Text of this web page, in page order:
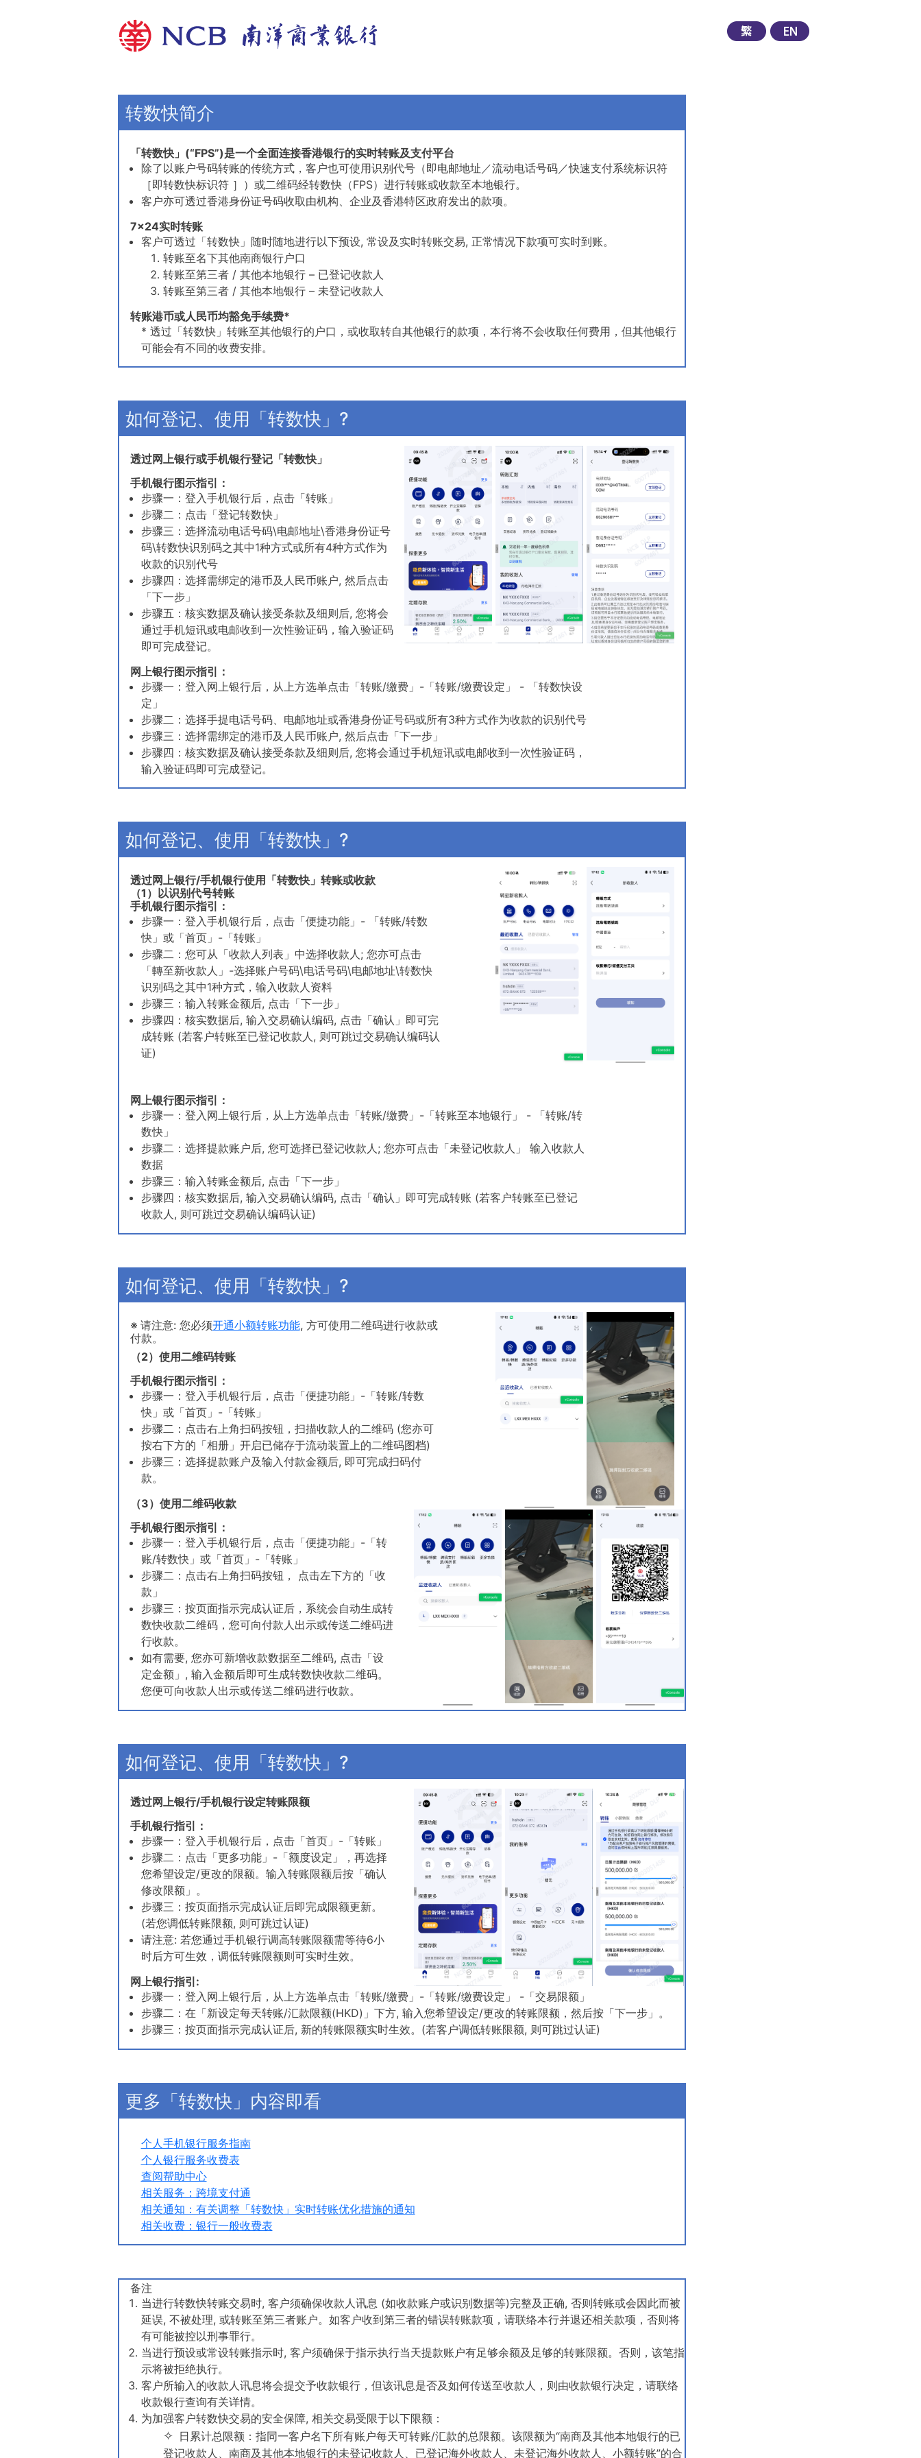
转数快简介
「转数快」(“FPS”)是一个全面连接香港银行的实时转账及支付平台
除了以账户号码转账的传统方式，客户也可使用识别代号（即电邮地址／流动电话号码／快速支付系统标识符
［即转数快标识符 ］）或二维码经转数快（FPS）进行转账或收款至本地银行。
客户亦可透过香港身份证号码收取由机构、企业及香港特区政府发出的款项。
7x24实时转账
客户可透过「转数快」随时随地进行以下预设, 常设及实时转账交易, 正常情况下款项可实时到账。
转账至名下其他南商银行户口
转账至第三者 / 其他本地银行 – 已登记收款人
转账至第三者 / 其他本地银行 – 未登记收款人
转账港币或人民币均豁免手续费*
* 透过「转数快」转账至其他银行的户口，或收取转自其他银行的款项，本行将不会收取任何费用，但其他银行
可能会有不同的收费安排。
如何登记、使用「转数快」?
透过网上银行或手机银行登记「转数快」
手机银行图示指引：
步骤一：登入手机银行后，点击「转账」
步骤二：点击「登记转数快」
步骤三：选择流动电话号码\电邮地址\香港身份证号
码\转数快识别码之其中1种方式或所有4种方式作为
收款的识别代号
步骤四：选择需绑定的港币及人民币账户, 然后点击
「下一步」
步骤五：核实数据及确认接受条款及细则后, 您将会
通过手机短讯或电邮收到一次性验证码，输入验证码
即可完成登记。
网上银行图示指引：
步骤一：登入网上银行后，从上方选单点击「转账/缴费」-「转账/缴费设定」 - 「转数快设
定」
步骤二：选择手提电话号码、电邮地址或香港身份证号码或所有3种方式作为收款的识别代号
步骤三：选择需绑定的港币及人民币账户, 然后点击「下一步」
步骤四：核实数据及确认接受条款及细则后, 您将会通过手机短讯或电邮收到一次性验证码，
输入验证码即可完成登记。
如何登记、使用「转数快」?
透过网上银行/手机银行使用「转数快」转账或收款
（1）以识别代号转账
手机银行图示指引：
步骤一：登入手机银行后，点击「便捷功能」- 「转账/转数
快」或「首页」-「转账」
步骤二：您可从「收款人列表」中选择收款人; 您亦可点击
「轉至新收款人」-选择账户号码\电话号码\电邮地址\转数快
识别码之其中1种方式，输入收款人资料
步骤三：输入转账金额后, 点击「下一步」
步骤四：核实数据后, 输入交易确认编码, 点击「确认」即可完
成转账 (若客户转账至已登记收款人, 则可跳过交易确认编码认
证)
网上银行图示指引：
步骤一：登入网上银行后，从上方选单点击「转账/缴费」-「转账至本地银行」 - 「转账/转
数快」
步骤二：选择提款账户后, 您可选择已登记收款人; 您亦可点击「未登记收款人」 输入收款人
数据
步骤三：输入转账金额后, 点击「下一步」
步骤四：核实数据后, 输入交易确认编码, 点击「确认」即可完成转账 (若客户转账至已登记
收款人, 则可跳过交易确认编码认证)
如何登记、使用「转数快」?
※ 请注意: 您必须开通小额转账功能, 方可使用二维码进行收款或
付款。
（2）使用二维码转账
手机银行图示指引：
步骤一：登入手机银行后，点击「便捷功能」-「转账/转数
快」或「首页」-「转账」
步骤二：点击右上角扫码按钮，扫描收款人的二维码 (您亦可
按右下方的「相册」开启已储存于流动装置上的二维码图档)
步骤三：选择提款账户及输入付款金额后, 即可完成扫码付
款。
（3）使用二维码收款
手机银行图示指引：
步骤一：登入手机银行后，点击「便捷功能」-「转
账/转数快」或「首页」-「转账」
步骤二：点击右上角扫码按钮， 点击左下方的「收
款」
步骤三：按页面指示完成认证后，系统会自动生成转
数快收款二维码，您可向付款人出示或传送二维码进
行收款。
如有需要, 您亦可新增收款数据至二维码, 点击「设
定金额」, 输入金额后即可生成转数快收款二维码。
您便可向收款人出示或传送二维码进行收款。
如何登记、使用「转数快」?
透过网上银行/手机银行设定转账限额
手机银行指引：
步骤一：登入手机银行后，点击「首页」-「转账」
步骤二：点击「更多功能」-「额度设定」，再选择
您希望设定/更改的限额。输入转账限额后按「确认
修改限额」。
步骤三：按页面指示完成认证后即完成限额更新。
(若您调低转账限额, 则可跳过认证)
请注意: 若您通过手机银行调高转账限额需等待6小
时后方可生效，调低转账限额则可实时生效。
网上银行指引:
步骤一：登入网上银行后，从上方选单点击「转账/缴费」-「转账/缴费设定」 -「交易限额」
步骤二：在「新设定每天转账/汇款限额(HKD)」下方, 输入您希望设定/更改的转账限额，然后按「下一步」。
步骤三：按页面指示完成认证后, 新的转账限额实时生效。(若客户调低转账限额, 则可跳过认证)
更多「转数快」内容即看
个人手机银行服务指南
个人银行服务收费表
查阅帮助中心
相关服务：跨境支付通
相关通知：有关调整「转数快」实时转账优化措施的通知
相关收费：银行一般收费表
备注
当进行转数快转账交易时, 客户须确保收款人讯息 (如收款账户或识别数据等)完整及正确, 否则转账或会因此而被
延误, 不被处理, 或转账至第三者账户。如客户收到第三者的错误转账款项，请联络本行并退还相关款项，否则将
有可能被控以刑事罪行。
当进行预设或常设转账指示时, 客户须确保于指示执行当天提款账户有足够余额及足够的转账限额。否则，该笔指
示将被拒绝执行。
客户所输入的收款人讯息将会提交予收款银行，但该讯息是否及如何传送至收款人，则由收款银行决定，请联络
收款银行查询有关详情。
为加强客户转数快交易的安全保障, 相关交易受限于以下限额：
日累计总限额：指同一客户名下所有账户每天可转账/汇款的总限额。该限额为“南商及其他本地银行的已
登记收款人、南商及其他本地银行的未登记收款人、已登记海外收款人、未登记海外收款人、小额转账”的合